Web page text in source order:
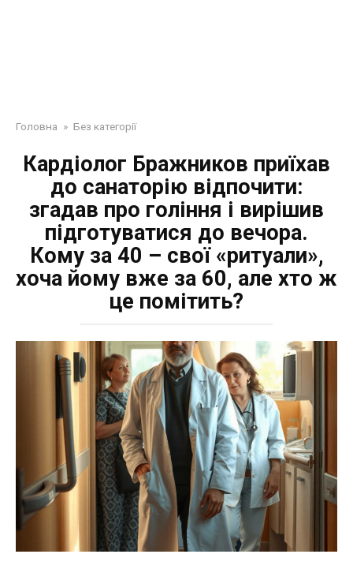
Головна » Без категорії
Кардіолог Бражников приїхав
до санаторію відпочити:
згадав про гоління і вирішив
підготуватися до вечора.
Кому за 40 – свої «ритуали»,
хоча йому вже за 60, але хто ж
це помітить?